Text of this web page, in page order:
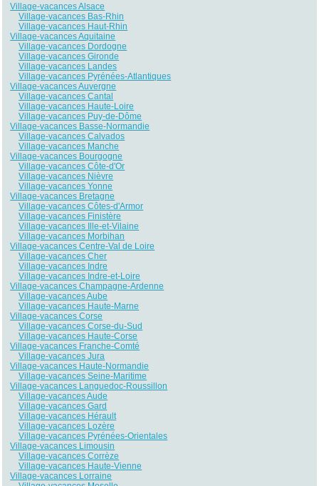
Village-vacances Alsace
Village-vacances Bas-Rhin
Village-vacances Haut-Rhin
Village-vacances Aquitaine
Village-vacances Dordogne
Village-vacances Gironde
Village-vacances Landes
Village-vacances Pyrénées-Atlantiques
Village-vacances Auvergne
Village-vacances Cantal
Village-vacances Haute-Loire
Village-vacances Puy-de-Dôme
Village-vacances Basse-Normandie
Village-vacances Calvados
Village-vacances Manche
Village-vacances Bourgogne
Village-vacances Côte-d'Or
Village-vacances Nièvre
Village-vacances Yonne
Village-vacances Bretagne
Village-vacances Côtes-d'Armor
Village-vacances Finistère
Village-vacances Ille-et-Vilaine
Village-vacances Morbihan
Village-vacances Centre-Val de Loire
Village-vacances Cher
Village-vacances Indre
Village-vacances Indre-et-Loire
Village-vacances Champagne-Ardenne
Village-vacances Aube
Village-vacances Haute-Marne
Village-vacances Corse
Village-vacances Corse-du-Sud
Village-vacances Haute-Corse
Village-vacances Franche-Comté
Village-vacances Jura
Village-vacances Haute-Normandie
Village-vacances Seine-Maritime
Village-vacances Languedoc-Roussillon
Village-vacances Aude
Village-vacances Gard
Village-vacances Hérault
Village-vacances Lozère
Village-vacances Pyrénées-Orientales
Village-vacances Limousin
Village-vacances Corrèze
Village-vacances Haute-Vienne
Village-vacances Lorraine